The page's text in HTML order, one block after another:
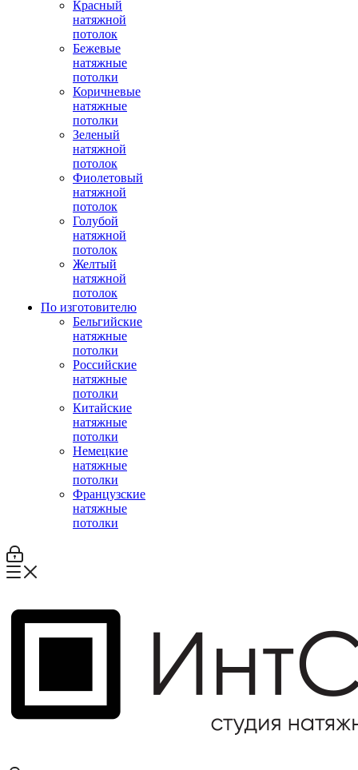
Красный
натяжной
потолок
Бежевые
натяжные
потолки
Коричневые
натяжные
потолки
Зеленый
натяжной
потолок
Фиолетовый
натяжной
потолок
Голубой
натяжной
потолок
Желтый
натяжной
потолок
По изготовителю
Бельгийские
натяжные
потолки
Российские
натяжные
потолки
Китайские
натяжные
потолки
Немецкие
натяжные
потолки
Французские
натяжные
потолки